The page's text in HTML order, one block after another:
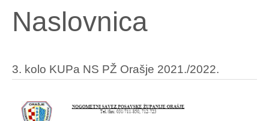
Naslovnica
3. kolo KUPa NS PŽ Orašje 2021./2022.